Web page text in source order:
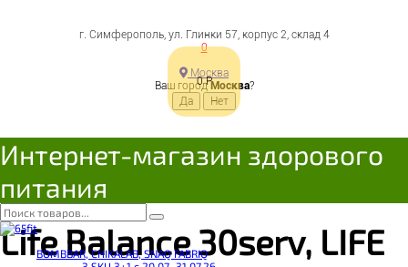
г. Симферополь, ул. Глинки 57, корпус 2, склад 4
0
0Р
Москва
Ваш городМосква?
Интернет-магазин здорового
питания
BOMBBAR, CHIKALAB, SNAQ FABRIQ
Life Balance 30serv, LIFE